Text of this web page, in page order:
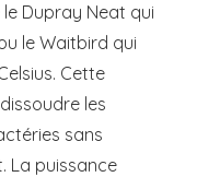
Dupray Neat qui
le Waitbird qui
Cette
les
sans
La puissance